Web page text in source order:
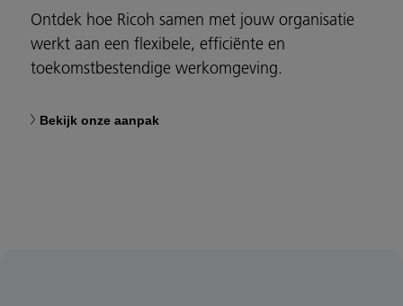
Ontdek hoe Ricoh samen met jouw organisatie
werkt aan een flexibele, efficiënte en
toekomstbestendige werkomgeving.
Bekijk onze aanpak